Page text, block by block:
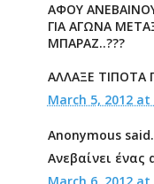
ΑΦΟΥ
ΓΙΑ ΑΓΩΝΑ
ΜΠΑΡΑΖ..???
ΑΛΛΑΞΕ ΤΙΠΟΤΑ
March 5, 2012 at
Anonymous
Ανεβαίνει